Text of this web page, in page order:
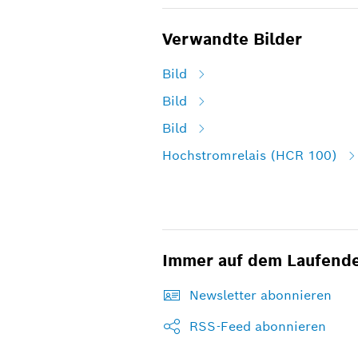
Verwandte Bilder
Bild
Bild
Bild
Hochstromrelais (HCR 100)
Immer auf dem
Newsletter abonnieren
RSS-Feed abonnieren